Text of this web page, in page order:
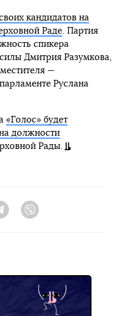
кандидатов на
Раде. Партия
спикера
Дмитрия Разумкова,
—
Руслана
«Голос» будет
должности
Рады.
Telegram